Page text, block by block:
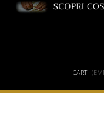
CART